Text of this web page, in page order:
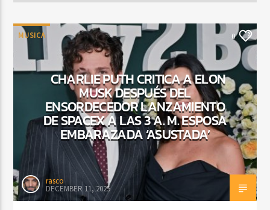
MUSICA 0
CHARLIE PUTH CRITICA A ELON
MUSK DESPUÉS DEL
ENSORDECEDOR LANZAMIENTO
DE SPACEX A LAS 3 A. M. ESPOSA
EMBARAZADA ‘ASUSTADA’
rasco
DECEMBER 11, 2025